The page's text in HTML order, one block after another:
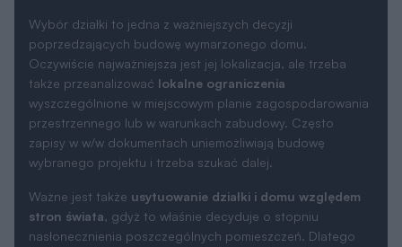
Wybór działki to jedna z ważniejszych decyzji
poprzedzających budowę wymarzonego domu.
Oczywiście najważniejsza jest jej lokalizacja, ale trzeba
także przeanalizować lokalne ograniczenia
wyszczególnione w miejscowym planie zagospodarowania
przestrzennego lub w warunkach zabudowy. Często
zapisy w w/w dokumentach uniemożliwiają budowę
wybranego projektu i trzeba szukać dalej.
Ważne jest także usytuowanie działki i domu względem
stron świata, gdyż to właśnie decyduje o stopniu
nasłonecznienia poszczególnych pomieszczeń. Dlatego